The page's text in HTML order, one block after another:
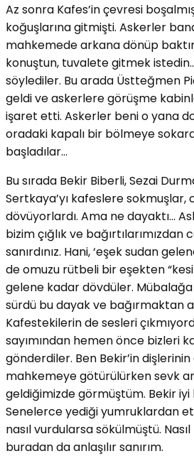
Az sonra Kafes’in çevresi
koğuşlarına gitmişti. Askerler
mahkemede arkana dönüp
konuştun, tuvalete gitmek
söylediler. Bu arada Üstteğmen
geldi ve askerlere görüşme
işaret etti. Askerler beni o yana
oradaki kapalı bir bölmeye
başladılar…
Bu sırada Bekir Biberli, Sezai
Sertkaya’yı kafeslere sokmuşlar,
dövüyorlardı. Ama ne dayaktı…
bizim çığlık ve bağırtılarımızdan
sanırdınız. Hani, ‘eşek sudan
de omuzu rütbeli bir eşekten
gelene kadar dövdüler.
sürdü bu dayak ve bağırmaktan
Kafestekilerin de sesleri
sayımından hemen önce bizleri
gönderdiler. Ben Bekir’in
mahkemeye götürülürken sevk
geldiğimizde görmüştüm. Bekir iyi
Senelerce yediği yumruklardan
nasıl vurdularsa sökülmüştü.
buradan da anlaşılır sanırım.